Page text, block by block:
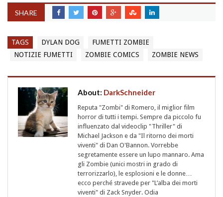
SHARE
TAGS DYLAN DOG
FUMETTI ZOMBIE
NOTIZIE FUMETTI
ZOMBIE COMICS ZOMBIE NEWS
About: DarkSchneider
Reputa "Zombi" di Romero, il miglior film
horror di tutti i tempi. Sempre da piccolo fu
influenzato dal videoclip "Thriller" di
Michael Jackson e da "Il ritorno dei morti
viventi" di Dan O'Bannon. Vorrebbe
segretamente essere un lupo mannaro. Ama
gli Zombie (unici mostri in grado di
terrorizzarlo), le esplosioni e le donne…
ecco perché stravede per "L’alba dei morti
viventi" di Zack Snyder. Odia